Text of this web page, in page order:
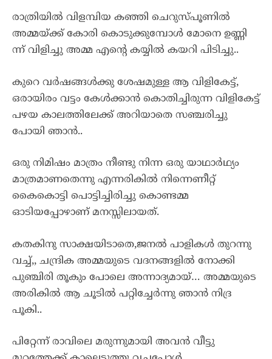
രാത്രിയിൽ വിളമ്പിയ കഞ്ഞി ചെറുസ്‌പൂണിൽ
അമ്മയ്ക്ക് കോരി കൊടുക്കുമ്പോൾ മോനെ ഉണ്ണി
ന്ന് വിളിച്ചു അമ്മ എന്റെ കയ്യിൽ കയറി പിടിച്ചു..
കുറെ വർഷങ്ങൾക്കു ശേഷമുള്ള ആ വിളികേട്ട്,
ഒരായിരം വട്ടം കേൾക്കാൻ കൊതിച്ചിരുന്ന വിളികേട്ട്
പഴയ കാലത്തിലേക്ക് അറിയാതെ സഞ്ചരിച്ചു
പോയി ഞാൻ..
ഒരു നിമിഷം മാത്രം നീണ്ടു നിന്ന ഒരു യാഥാർഥ്യം
മാത്രമാണതെന്നു എന്നരികിൽ നിന്നെണീറ്റ്
കൈകൊട്ടി പൊട്ടിച്ചിരിച്ചു കൊണ്ടമ്മ
ഓടിയപ്പോഴാണ് മനസ്സിലായത്.
കതകിനു സാക്ഷയിടാതെ,ജനൽ പാളികൾ തുറന്നു
വച്ച്,, ചന്ദ്രിക അമ്മയുടെ വദനങ്ങളിൽ നോക്കി
പുഞ്ചിരി തൂകും പോലെ അന്നാദ്യമായ്… അമ്മയുടെ
അരികിൽ ആ ചൂടിൽ പറ്റിച്ചേർന്നു ഞാൻ നിദ്ര
പൂകി..
പിറ്റേന്ന് രാവിലെ മരുന്നുമായി അവൻ വീട്ടു